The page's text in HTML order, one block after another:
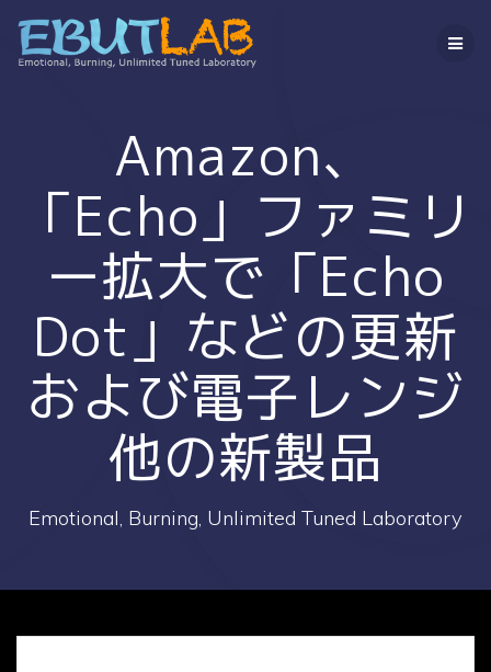
ン
テ
ス
キ
Amazon、
「Echo」ファミリ
ー拡大で「Echo
Dot」などの更新
および電子レンジ
他の新製品
Emotional, Burning, Unlimited Tuned Laboratory